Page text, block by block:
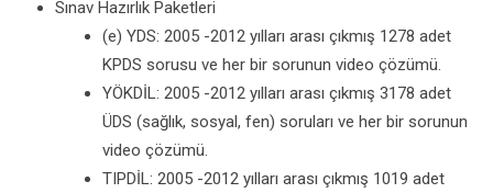
Sınav Hazırlık Paketleri
(e) YDS: 2005 -2012 yılları arası çıkmış 1278 adet
KPDS sorusu ve her bir sorunun video çözümü.
YÖKDİL: 2005 -2012 yılları arası çıkmış 3178 adet
ÜDS (sağlık, sosyal, fen) soruları ve her bir sorunun
video çözümü.
TIPDİL: 2005 -2012 yılları arası çıkmış 1019 adet